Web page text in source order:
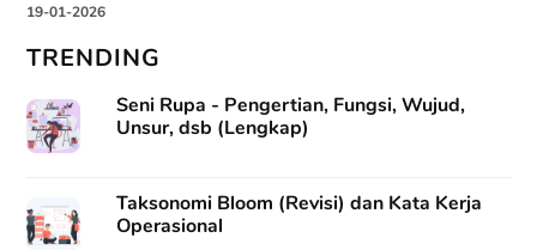
19-01-2026
TRENDING
Seni Rupa - Pengertian, Fungsi, Wujud,
Unsur, dsb (Lengkap)
Taksonomi Bloom (Revisi) dan Kata Kerja
Operasional